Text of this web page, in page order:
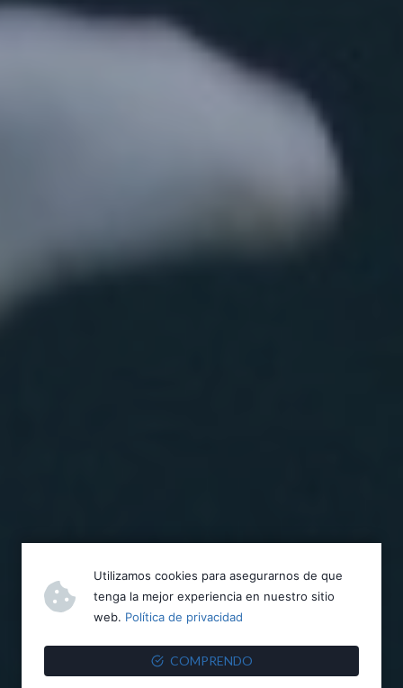
Utilizamos cookies para asegurarnos de que
tenga la mejor experiencia en nuestro sitio
web. Política de privacidad
COMPRENDO